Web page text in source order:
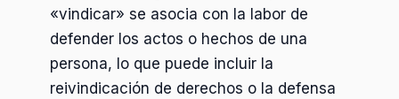
«vindicar» se asocia con la labor de
defender los actos o hechos de una
persona, lo que puede incluir la
reivindicación de derechos o la defensa